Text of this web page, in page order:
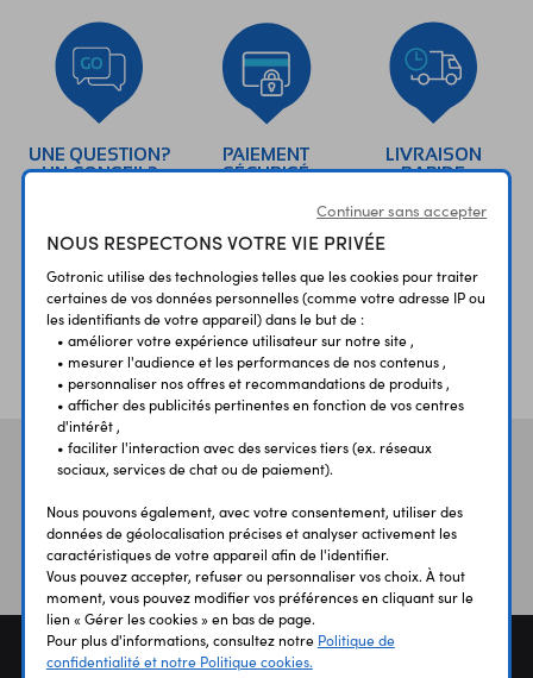
UNE QUESTION?
UN CONSEIL?
PAIEMENT
SÉCURISÉ
LIVRAISON
RAPIDE
ÉTABLISSEMENTS
SCOLAIRES
PLUS 30 ANS
D’EXPERIENCE
Vos aviset témoignages
COMMANDE
Continuer sans accepter
NOUS RESPECTONS VOTRE VIE PRIVÉE
Gotronic utilise des technologies telles que les cookies pour traiter
certaines de vos données personnelles (comme votre adresse IP ou
les identifiants de votre appareil) dans le but de :
• améliorer votre expérience utilisateur sur notre site ,
• mesurer l'audience et les performances de nos contenus ,
• personnaliser nos offres et recommandations de produits ,
• afficher des publicités pertinentes en fonction de vos centres
d'intérêt ,
• faciliter l'interaction avec des services tiers (ex. réseaux
sociaux, services de chat ou de paiement).
Nous pouvons également, avec votre consentement, utiliser des
données de géolocalisation précises et analyser activement les
caractéristiques de votre appareil afin de l'identifier.
Vous pouvez accepter, refuser ou personnaliser vos choix. À tout
moment, vous pouvez modifier vos préférences en cliquant sur le
lien « Gérer les cookies » en bas de page.
Pour plus d'informations, consultez notre Politique de
confidentialité et notre Politique cookies.